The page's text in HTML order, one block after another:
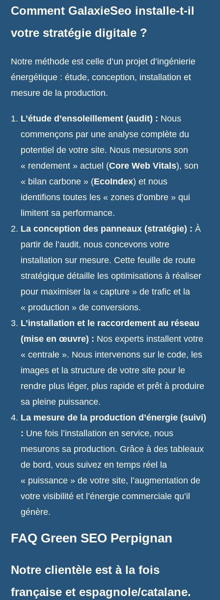
Comment GalaxieSeo installe-t-il
votre stratégie digitale ?
Notre méthode est celle d’un projet d’ingénierie
énergétique : étude, conception, installation et
mesure de la production.
L’étude d’ensoleillement (audit) : Nous
commençons par une analyse complète du
potentiel de votre site. Nous mesurons son
« rendement » actuel (Core Web Vitals), son
« bilan carbone » (EcoIndex) et nous
identifions toutes les « zones d’ombre » qui
limitent sa performance.
La conception des panneaux (stratégie) : À
partir de l’audit, nous concevons votre
installation sur mesure. Cette feuille de route
stratégique détaille les optimisations à réaliser
pour maximiser la « capture » de trafic et la
« production » de conversions.
L’installation et le raccordement au réseau
(mise en œuvre) : Nos experts installent votre
« centrale ». Nous intervenons sur le code, les
images et la structure de votre site pour le
rendre plus léger, plus rapide et prêt à produire
sa pleine puissance.
La mesure de la production d’énergie (suivi)
: Une fois l’installation en service, nous
mesurons sa production. Grâce à des tableaux
de bord, vous suivez en temps réel la
« puissance » de votre site, l’augmentation de
votre visibilité et l’énergie commerciale qu’il
génère.
FAQ Green SEO Perpignan
Notre clientèle est à la fois
française et espagnole/catalane.